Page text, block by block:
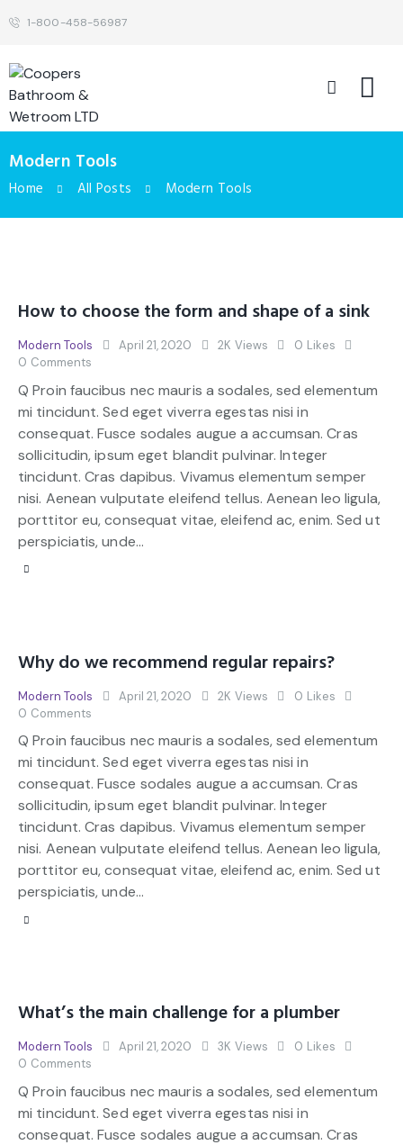
1-800-458-56987
Modern Tools
Home All Posts Modern Tools
How to choose the form and shape of a sink
Modern Tools April 21, 2020 2K Views 0 Likes
0 Comments
Q Proin faucibus nec mauris a sodales, sed elementum
mi tincidunt. Sed eget viverra egestas nisi in
consequat. Fusce sodales augue a accumsan. Cras
sollicitudin, ipsum eget blandit pulvinar. Integer
tincidunt. Cras dapibus. Vivamus elementum semper
nisi. Aenean vulputate eleifend tellus. Aenean leo ligula,
porttitor eu, consequat vitae, eleifend ac, enim. Sed ut
perspiciatis, unde…
Why do we recommend regular repairs?
Modern Tools April 21, 2020 2K Views 0 Likes
0 Comments
Q Proin faucibus nec mauris a sodales, sed elementum
mi tincidunt. Sed eget viverra egestas nisi in
consequat. Fusce sodales augue a accumsan. Cras
sollicitudin, ipsum eget blandit pulvinar. Integer
tincidunt. Cras dapibus. Vivamus elementum semper
nisi. Aenean vulputate eleifend tellus. Aenean leo ligula,
porttitor eu, consequat vitae, eleifend ac, enim. Sed ut
perspiciatis, unde…
What’s the main challenge for a plumber
Modern Tools April 21, 2020 3K Views 0 Likes
0 Comments
Q Proin faucibus nec mauris a sodales, sed elementum
mi tincidunt. Sed eget viverra egestas nisi in
consequat. Fusce sodales augue a accumsan. Cras